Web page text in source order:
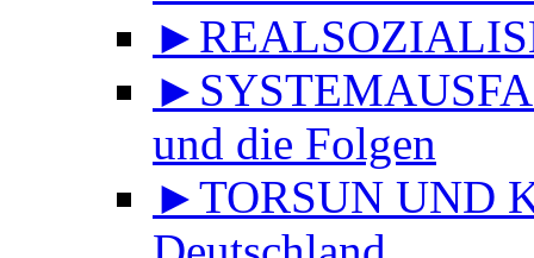
und die Folgen
►TORSUN UND